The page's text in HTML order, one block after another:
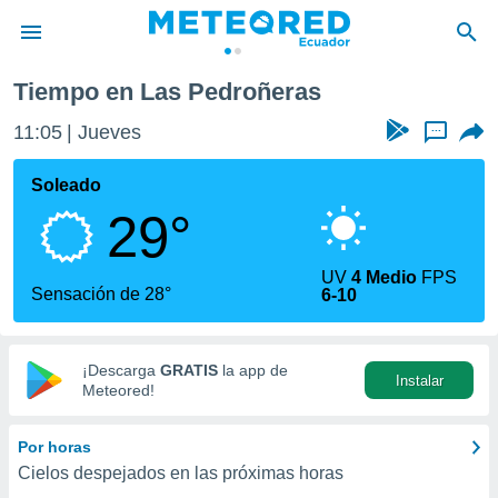
de
ha
calidad.
a este
las
y
digital
basada
Tiempo en Las Pedroñeras
11:05 Jueves ...
Soleado
29°
Sensación de 28°
UV4 Medio FPS
6-10
¡Descarga GRATIS la app de
Meteored!
Instalar
Por horas
Cielos despejados en las próximas horas